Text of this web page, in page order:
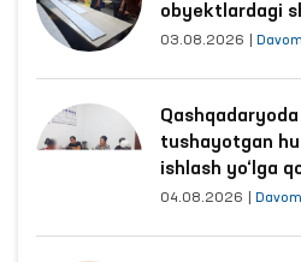
obyektlardagi
03.08.2026
tushayotgan
ishlash yo‘lga
04.08.2026